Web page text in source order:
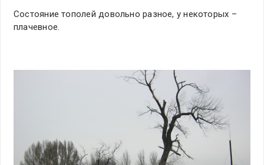
Состояние тополей довольно разное, у некоторых –
плачевное.